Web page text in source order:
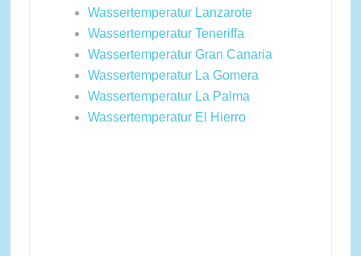
Wassertemperatur Lanzarote
Wassertemperatur Teneriffa
Wassertemperatur Gran Canaria
Wassertemperatur La Gomera
Wassertemperatur La Palma
Wassertemperatur El Hierro